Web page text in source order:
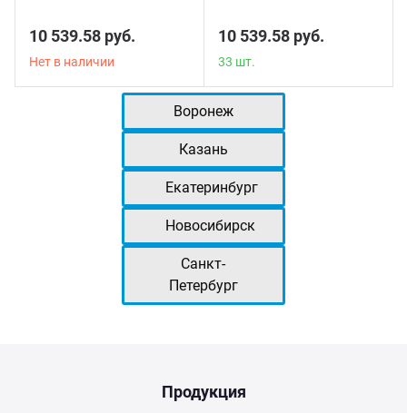
10 539.58 руб.
Нет в наличии
10 539.58 руб.
33 шт.
Воронеж
Казань
Екатеринбург
Новосибирск
Санкт-
Петербург
Продукция